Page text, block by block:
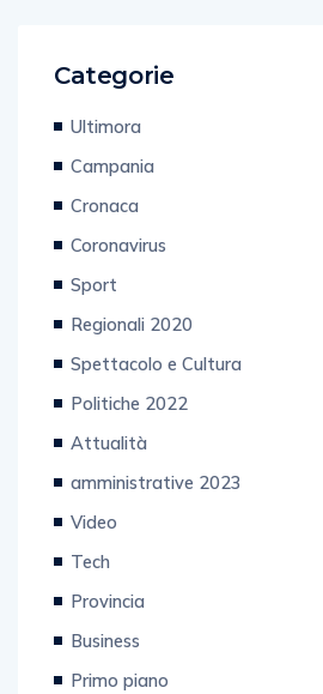
Categorie
Ultimora
Campania
Cronaca
Coronavirus
Sport
Regionali 2020
Spettacolo e Cultura
Politiche 2022
Attualità
amministrative 2023
Video
Tech
Provincia
Business
Primo piano